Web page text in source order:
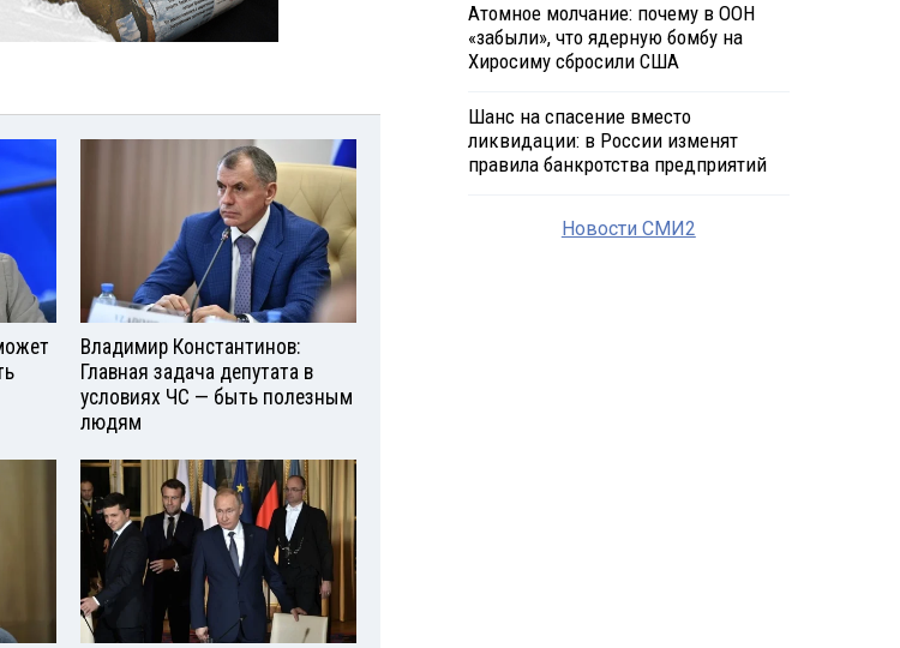
Владимир Константинов:
Главная задача депутата в
условиях ЧС — быть полезным
людям
Атомное молчание: почему в ООН
«забыли», что ядерную бомбу на
Хиросиму сбросили США
Шанс на спасение вместо
ликвидации: в России изменят
правила банкротства предприятий
Новости СМИ2